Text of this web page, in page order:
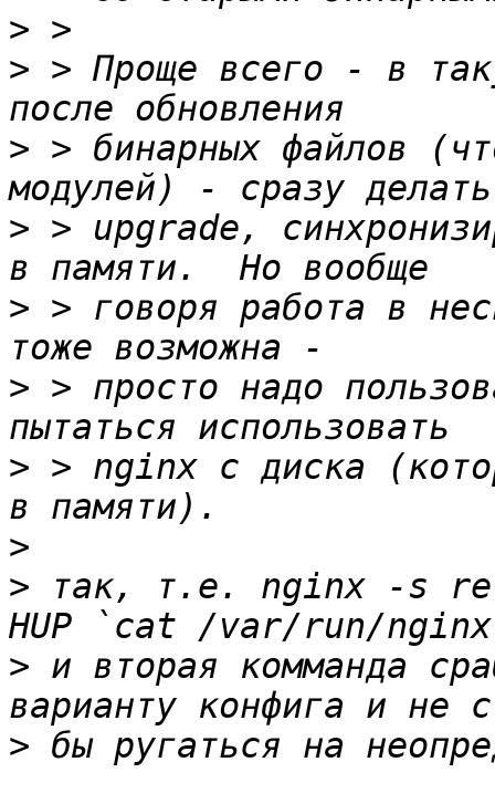
>
> > Проще всего - в
> > бинарных файлов
> > upgrade,
> > говоря работа в
> > просто надо
> > nginx с диска
>
> так, т.е. nginx -s
> и вторая комманда
>